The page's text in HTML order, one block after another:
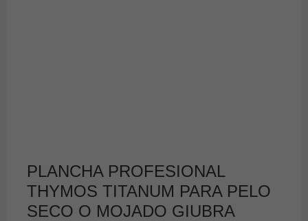
PLANCHA PROFESIONAL
THYMOS TITANUM PARA PELO
SECO O MOJADO GIUBRA